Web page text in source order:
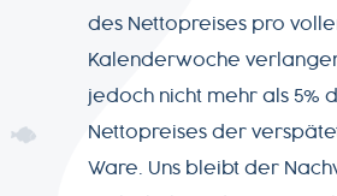
des Nettopreises pro
Kalenderwoche
jedoch nicht mehr als 5%
Nettopreises der
Ware. Uns bleibt der